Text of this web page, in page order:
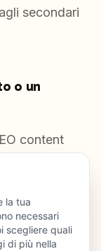
secondari
o un
content
delle
AI. Il
elementi
la tua
necessari
scegliere quali
di più nella